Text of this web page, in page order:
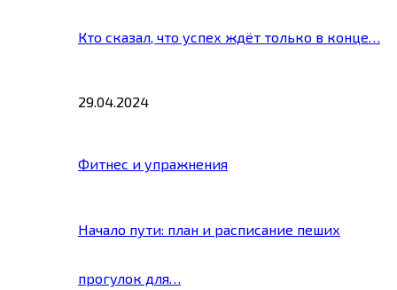
Кто сказал, что успех ждёт только в конце…
29.04.2024
Фитнес и упражнения
Начало пути: план и расписание пеших
прогулок для…